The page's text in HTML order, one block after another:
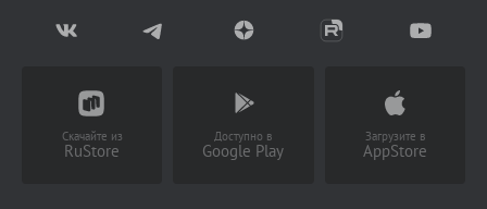
Партнерство
Скачайте из
RuStore
Доступно в
Google Play
Загрузите в
AppStore